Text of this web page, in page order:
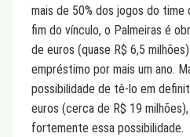
mais de 50% dos jogos do time
fim do vínculo, o Palmeiras é
de euros (quase R$ 6,5
empréstimo por mais um ano.
possibilidade de tê-lo em
euros (cerca de R$ 19
fortemente essa possibilidade.